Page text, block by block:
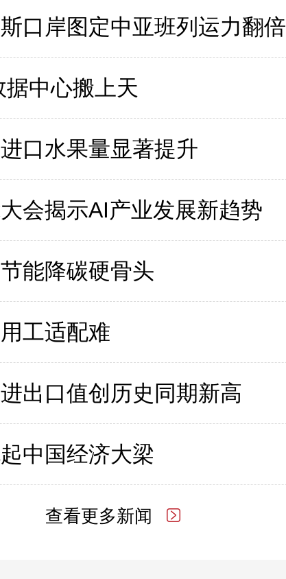
口岸图定中亚班列运力翻倍
中心搬上天
口水果量显著提升
会揭示AI产业发展新趋势
能降碳硬骨头
工适配难
出口值创历史同期新高
中国经济大梁
查看更多新闻